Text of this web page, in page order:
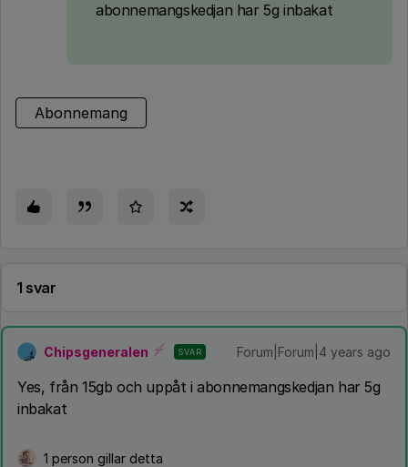
abonnemangskedjan har 5g inbakat
Abonnemang
1 svar
Chipsgeneralen SVAR Forum|Forum|4 years ago
Yes, från 15gb och uppåt i abonnemangskedjan har 5g
inbakat
1 person gillar detta